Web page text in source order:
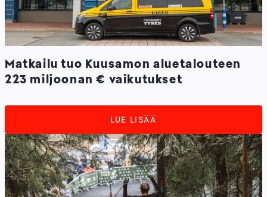
Matkailu tuo Kuusamon aluetalouteen
223 miljoonan € vaikutukset
LUE LISÄÄ